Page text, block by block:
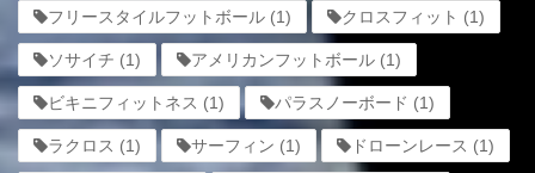
フリースタイルフットボール (1) クロスフィット (1)
ソサイチ (1) アメリカンフットボール (1)
ビキニフィットネス (1) パラスノーボード (1)
ラクロス (1) サーフィン (1) ドローンレース (1)